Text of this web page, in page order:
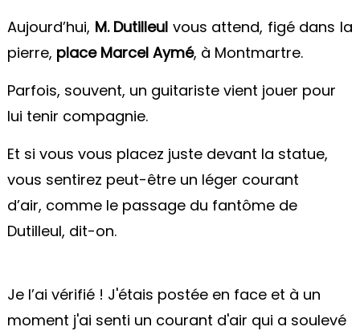
Aujourd’hui, M. Dutilleul vous attend, figé dans la
pierre, place Marcel Aymé, à Montmartre.
Parfois, souvent, un guitariste vient jouer pour
lui tenir compagnie.
Et si vous vous placez juste devant la statue,
vous sentirez peut-être un léger courant
d’air, comme le passage du fantôme de
Dutilleul, dit-on.
Je l’ai vérifié ! J'étais postée en face et à un
moment j'ai senti un courant d'air qui a soulevé